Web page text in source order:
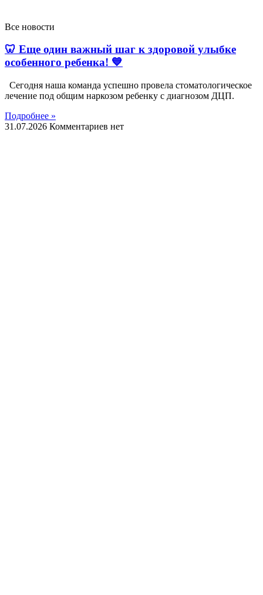
Все новости
🦷 Еще один важный шаг к здоровой улыбке
особенного ребенка! 💙
Сегодня наша команда успешно провела стоматологическое
лечение под общим наркозом ребенку с диагнозом ДЦП.
Подробнее »
31.07.2026 Комментариев нет